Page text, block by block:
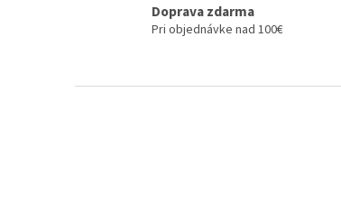
Doprava zdarma
Pri objednávke nad 100€